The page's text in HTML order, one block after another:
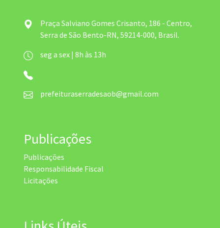
Praça Salviano Gomes Crisanto, 186 - Centro,
Serra de São Bento-RN, 59214-000, Brasil.
seg a sex | 8h às 13h
prefeituraserradesaob@gmail.com
Publicações
Publicações
Responsabilidade Fiscal
Licitações